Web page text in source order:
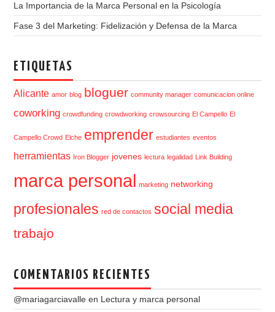
La Importancia de la Marca Personal en la Psicología
Fase 3 del Marketing: Fidelización y Defensa de la Marca
ETIQUETAS
Alicante amor blog bloguer community manager comunicacion online
coworking crowdfunding crowdworking crowsourcing El Campello El
Campello Crowd Elche emprender estudiantes eventos
herramientas Iron Blogger jovenes lectura legalidad Link Building
marca personal marketing networking
profesionales red de contactos social media
trabajo
COMENTARIOS RECIENTES
@mariagarciavalle en Lectura y marca personal